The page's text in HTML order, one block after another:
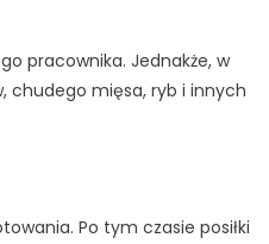
pracownika. Jednakże, w
chudego mięsa, ryb i innych
Po tym czasie posiłki